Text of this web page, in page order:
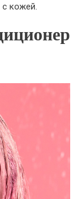
кожей.